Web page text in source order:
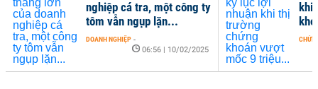
khi
nghiệp cá tra, một công ty
tôm vẫn ngụp lặn...
DOANH NGHIỆP -
06:56 | 10/02/2025